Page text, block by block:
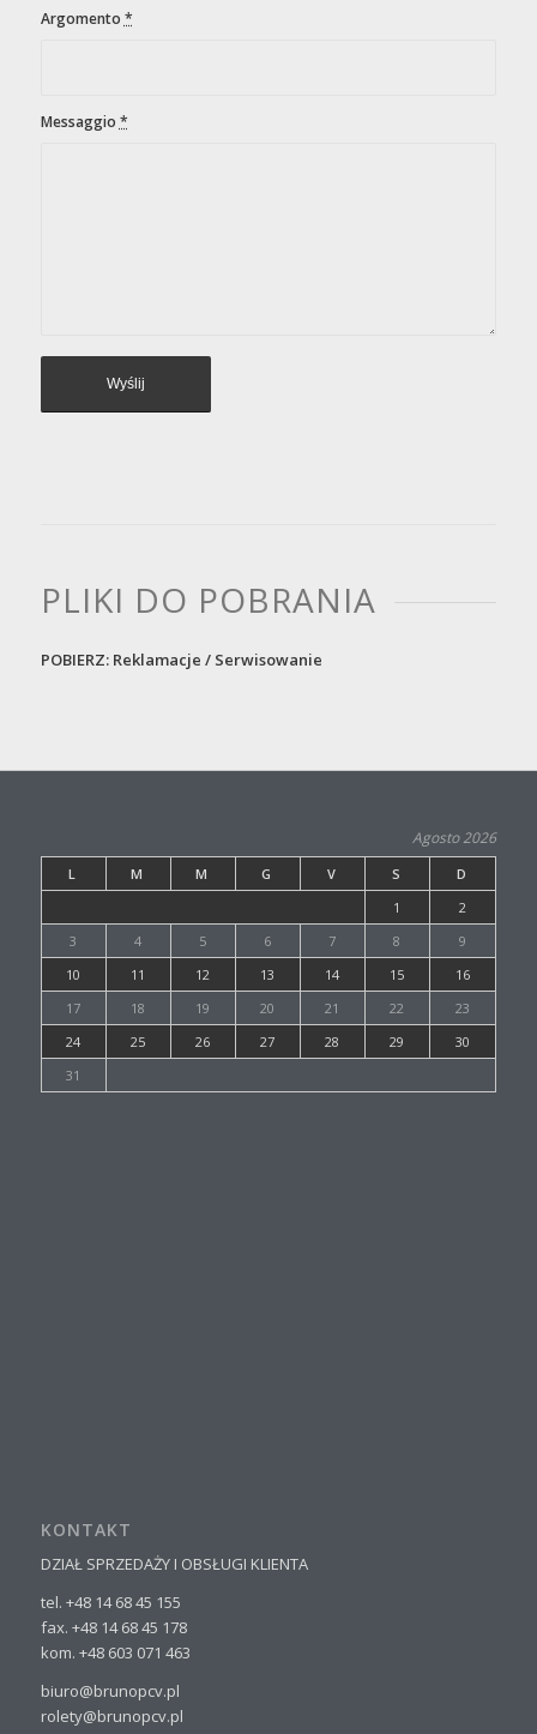
Argomento *
Messaggio *
PLIKI DO POBRANIA
POBIERZ: Reklamacje / Serwisowanie
Agosto 2026
L M M G V S
D
1
2
3
4 5 6 7 8
9
10
11 12 13 14 15
16
17
18 19 20 21 22
23
24
25 26 27 28 29
30
31
KONTAKT
DZIAŁ SPRZEDAŻY I OBSŁUGI KLIENTA
tel. +48 14 68 45 155
fax. +48 14 68 45 178
kom. +48 603 071 463
biuro@brunopcv.pl
rolety@brunopcv.pl